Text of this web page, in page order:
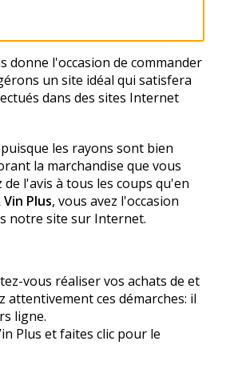
donne l'occasion de commander
un site idéal qui satisfera
dans des sites Internet
les rayons sont bien
la marchandise que vous
l'avis à tous les coups qu'en
Plus, vous avez l'occasion
notre site sur Internet.
vous réaliser vos achats de et
attentivement ces démarches: il
ligne.
Plus et faites clic pour le